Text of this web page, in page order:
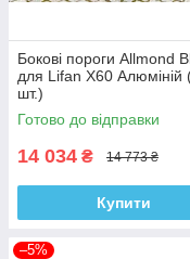
Бокові пороги Allmond
для Lifan X60 Алюміній
шт.)
Готово до відправки
14 034 ₴ 14 773 ₴
Купити
–5%